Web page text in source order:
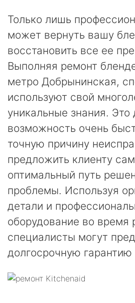
Только лишь
может вернуть вашу
восстановить все ее
Выполняя ремонт
метро Добрынинская,
используют свой
уникальные знания. Это
возможность очень
точную причину
предложить клиенту
оптимальный путь
проблемы. Используя
детали и
оборудование во время
специалисты могут
долгосрочную гарантию